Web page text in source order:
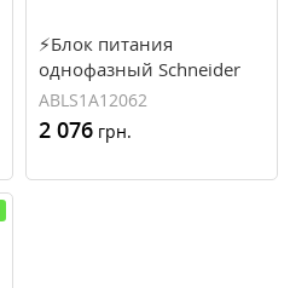
⚡Блок питания
однофазный Schneider
Electric, 12B, 75Вт, 6.25А
(ABLS1A12062)
ABLS1A12062
2 076 грн.